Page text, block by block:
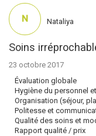
Soins
23 octobre 2017
Évaluation globale
Hygiène du personnel
Organisation (séjour,
Politesse et
Qualité des soins et
Rapport qualité / prix
N Nataliya